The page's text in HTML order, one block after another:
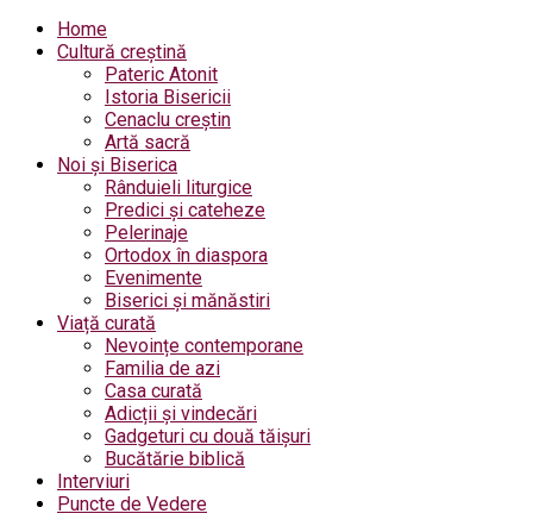
Home
Cultură creștină
Pateric Atonit
Istoria Bisericii
Cenaclu creștin
Artă sacră
Noi și Biserica
Rânduieli liturgice
Predici și cateheze
Pelerinaje
Ortodox în diaspora
Evenimente
Biserici și mănăstiri
Viață curată
Nevoințe contemporane
Familia de azi
Casa curată
Adicții și vindecări
Gadgeturi cu două tăișuri
Bucătărie biblică
Interviuri
Puncte de Vedere